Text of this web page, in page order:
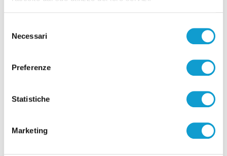
delNecessari
Preferenze
Statistiche
Marketing